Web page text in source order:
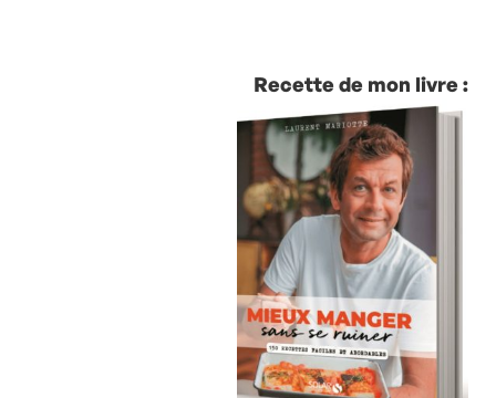
Recette de mon livre :